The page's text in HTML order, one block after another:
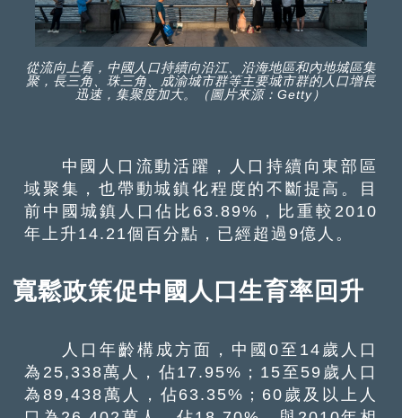
從流向上看，中國人口持續向沿江、沿海地區和內地城區集
聚，長三角、珠三角、成渝城市群等主要城市群的人口增長
迅速，集聚度加大。（圖片來源：Getty）
中國人口流動活躍，人口持續向東部區
域聚集，也帶動城鎮化程度的不斷提高。目
前中國城鎮人口佔比63.89%，比重較2010
年上升14.21個百分點，已經超過9億人。
寬鬆政策促中國人口生育率回升
人口年齡構成方面，中國0至14歲人口
為25,338萬人，佔17.95%；15至59歲人口
為89,438萬人，佔63.35%；60歲及以上人